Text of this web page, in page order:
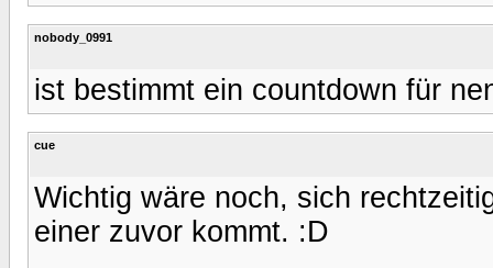
nobody_0991
ist bestimmt ein countdown für
cue
Wichtig wäre noch, sich
einer zuvor kommt. :D